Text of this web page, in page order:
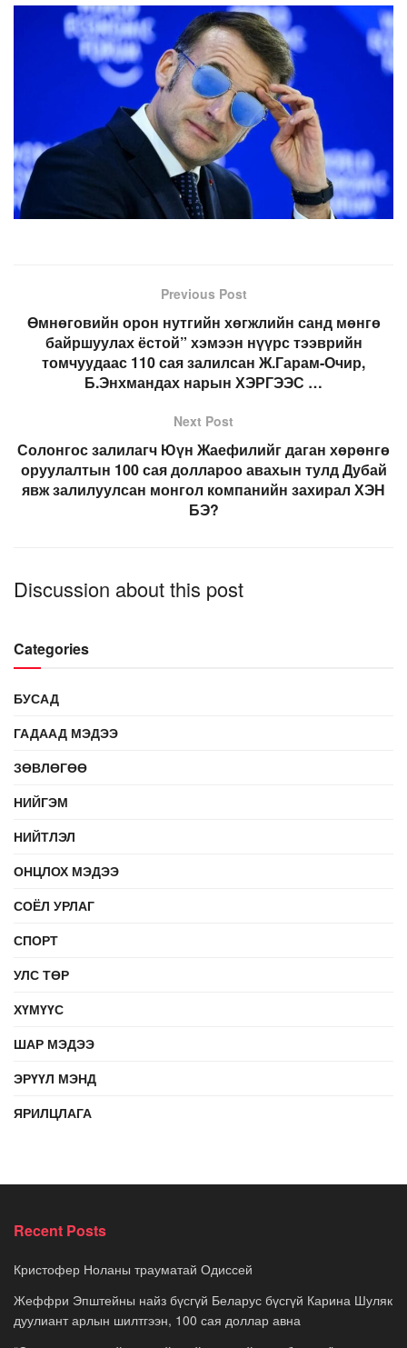
Previous Post
Өмнөговийн орон нутгийн хөгжлийн санд мөнгө
байршуулах ёстой” хэмээн нүүрс тээврийн
томчуудаас 110 сая залилсан Ж.Гарам-Очир,
Б.Энхмандах нарын ХЭРГЭЭС …
Next Post
Солонгос залилагч Юүн Жаефилийг даган хөрөнгө
оруулалтын 100 сая доллароо авахын тулд Дубай
явж залилуулсан монгол компанийн захирал ХЭН
БЭ?
Discussion about this post
Categories
БУСАД
ГАДААД МЭДЭЭ
ЗӨВЛӨГӨӨ
НИЙГЭМ
НИЙТЛЭЛ
ОНЦЛОХ МЭДЭЭ
СОЁЛ УРЛАГ
СПОРТ
УЛС ТӨР
ХҮМҮҮС
ШАР МЭДЭЭ
ЭРҮҮЛ МЭНД
ЯРИЛЦЛАГА
Recent Posts
Кристофер Ноланы трауматай Одиссей
Жеффри Эпштейны найз бүсгүй Беларус бүсгүй Карина Шуляк
дуулиант арлын шилтгээн, 100 сая доллар авна